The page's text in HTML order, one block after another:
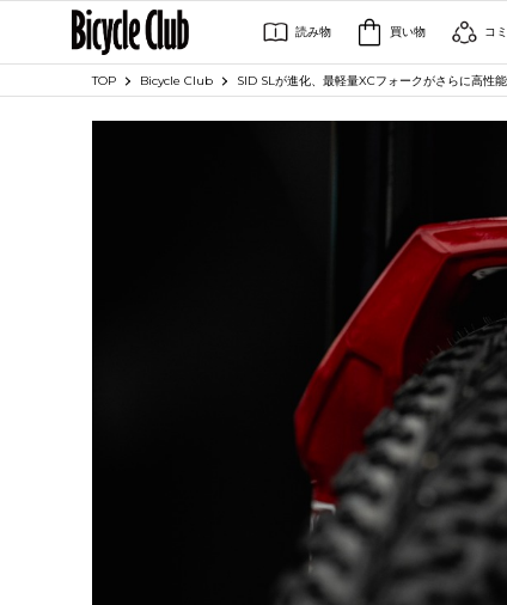
読み物 買い物 コ
TOP Bicycle Club SID SLが進化、最軽量XCフォークがさらに高性